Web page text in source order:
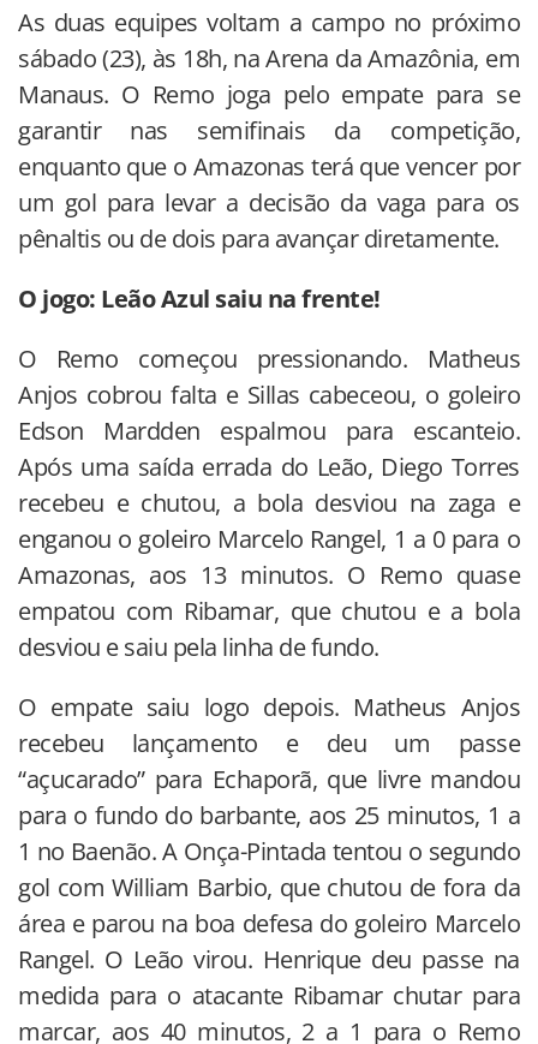
As duas equipes voltam a campo no próximo
sábado (23), às 18h, na Arena da Amazônia, em
Manaus. O Remo joga pelo empate para se
garantir nas semifinais da competição,
enquanto que o Amazonas terá que vencer por
um gol para levar a decisão da vaga para os
pênaltis ou de dois para avançar diretamente.
O jogo: Leão Azul saiu na frente!
O Remo começou pressionando. Matheus
Anjos cobrou falta e Sillas cabeceou, o goleiro
Edson Mardden espalmou para escanteio.
Após uma saída errada do Leão, Diego Torres
recebeu e chutou, a bola desviou na zaga e
enganou o goleiro Marcelo Rangel, 1 a 0 para o
Amazonas, aos 13 minutos. O Remo quase
empatou com Ribamar, que chutou e a bola
desviou e saiu pela linha de fundo.
O empate saiu logo depois. Matheus Anjos
recebeu lançamento e deu um passe
“açucarado” para Echaporã, que livre mandou
para o fundo do barbante, aos 25 minutos, 1 a
1 no Baenão. A Onça-Pintada tentou o segundo
gol com William Barbio, que chutou de fora da
área e parou na boa defesa do goleiro Marcelo
Rangel. O Leão virou. Henrique deu passe na
medida para o atacante Ribamar chutar para
marcar, aos 40 minutos, 2 a 1 para o Remo